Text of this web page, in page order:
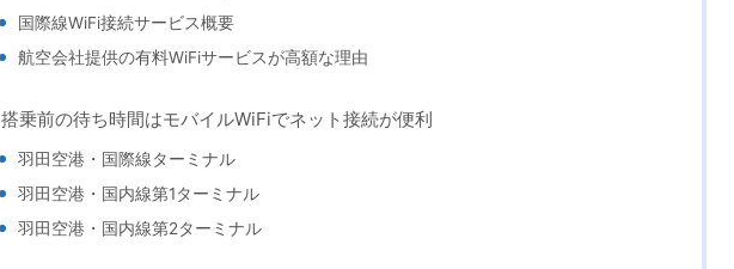
国際線WiFi接続サービス概要
航空会社提供の有料WiFiサービスが高額な理由
搭乗前の待ち時間はモバイルWiFiでネット接続が便利
羽田空港・国際線ターミナル
羽田空港・国内線第1ターミナル
羽田空港・国内線第2ターミナル